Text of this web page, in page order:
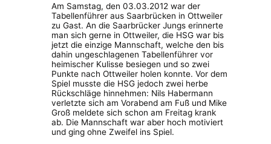
Am Samstag, den 03.03.2012 war der
Tabellenführer aus Saarbrücken in Ottweiler
zu Gast. An die Saarbrücker Jungs erinnerte
man sich gerne in Ottweiler, die HSG war bis
jetzt die einzige Mannschaft, welche den bis
dahin ungeschlagenen Tabellenführer vor
heimischer Kulisse besiegen und so zwei
Punkte nach Ottweiler holen konnte. Vor dem
Spiel musste die HSG jedoch zwei herbe
Rückschläge hinnehmen: Nils Habermann
verletzte sich am Vorabend am Fuß und Mike
Groß meldete sich schon am Freitag krank
ab. Die Mannschaft war aber hoch motiviert
und ging ohne Zweifel ins Spiel.